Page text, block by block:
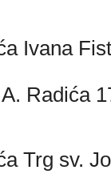
Ivana
Radića
Trg sv.